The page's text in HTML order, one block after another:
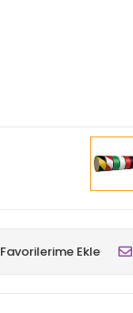
Favorilerime Ekle